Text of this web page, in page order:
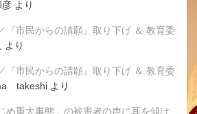
彦 より
『市民からの請願』取り下げ ＆ 教育委
より
『市民からの請願』取り下げ ＆ 教育委
takeshi より
め重大事態」の被害者の声に耳を傾け